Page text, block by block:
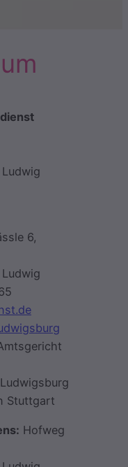
6,
Stuttgart
Hofweg